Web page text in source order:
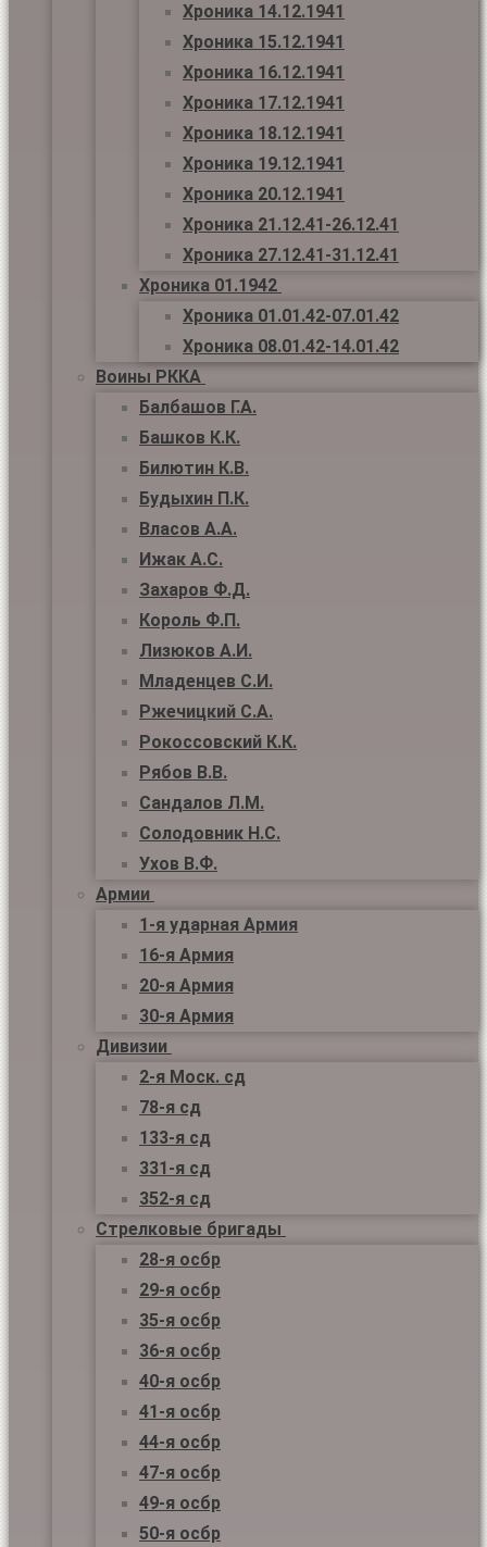
Хроника 14.12.1941
Хроника 15.12.1941
Хроника 16.12.1941
Хроника 17.12.1941
Хроника 18.12.1941
Хроника 19.12.1941
Хроника 20.12.1941
Хроника 21.12.41-26.12.41
Хроника 27.12.41-31.12.41
Хроника 01.1942
Хроника 01.01.42-07.01.42
Хроника 08.01.42-14.01.42
Воины РККА
Балбашов Г.А.
Башков К.К.
Билютин К.В.
Будыхин П.К.
Власов А.А.
Ижак А.С.
Захаров Ф.Д.
Король Ф.П.
Лизюков А.И.
Младенцев С.И.
Ржечицкий С.А.
Рокоссовский К.К.
Рябов В.В.
Сандалов Л.М.
Солодовник Н.С.
Ухов В.Ф.
Армии
1-я ударная Армия
16-я Армия
20-я Армия
30-я Армия
Дивизии
2-я Моск. сд
78-я сд
133-я сд
331-я сд
352-я сд
Стрелковые бригады
28-я осбр
29-я осбр
35-я осбр
36-я осбр
40-я осбр
41-я осбр
44-я осбр
47-я осбр
49-я осбр
50-я осбр